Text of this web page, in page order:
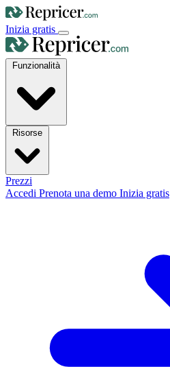
Inizia gratis
Funzionalità
Prezzi
Accedi Prenota una demo Inizia gratis